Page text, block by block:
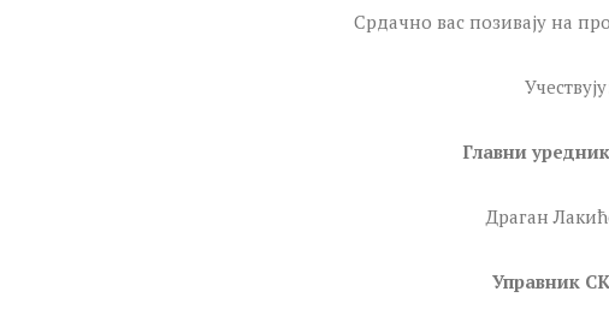
Срдачно вас позивају на
Главни
Драган
Управник